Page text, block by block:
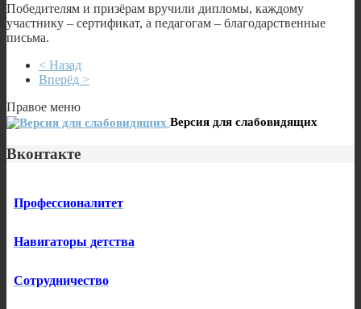
Победителям и призёрам вручили дипломы, каждому
участнику – сертификат, а педагогам – благодарственные
письма.
< Назад
Вперёд >
Правое меню
Версия для слабовидящих
Вконтакте
Профессионалитет
Навигаторы детства
Сотрудничество